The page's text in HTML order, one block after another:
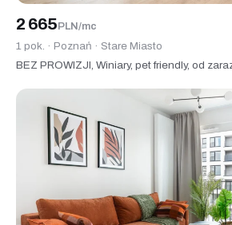
2 665 PLN/mc
1 pok. · Poznań · Stare Miasto
BEZ PROWIZJI, Winiary, pet friendly, od